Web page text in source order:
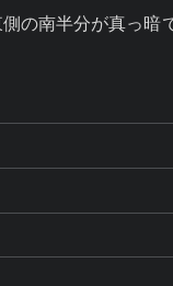
の南半分が真っ